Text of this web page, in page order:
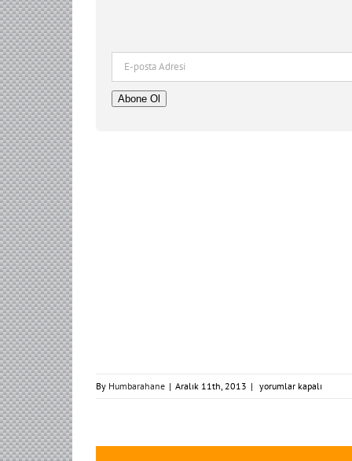
Adresi
Abone Ol
By Humbarahane | Aralık 11th, 2013 | portfolio_6
yorumlar kapalı